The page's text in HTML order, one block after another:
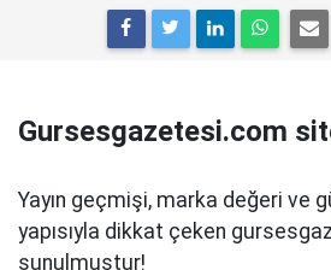
Gursesgazetesi.com
Yayın geçmişi, marka değeri ve
yapısıyla dikkat çeken
sunulmuştur!